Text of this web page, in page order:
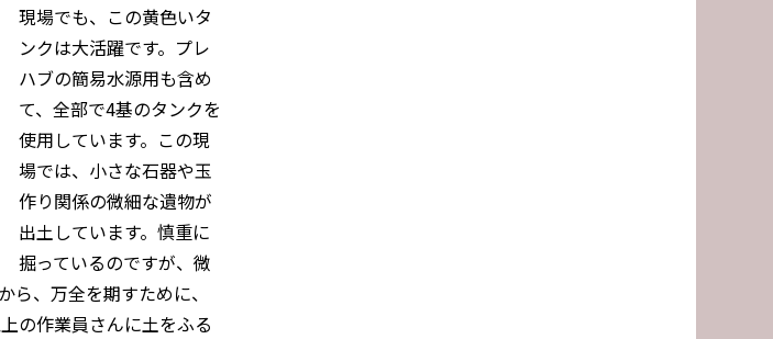
現場でも、この黄色いタ
ンクは大活躍です。プレ
ハブの簡易水源用も含め
て、全部で4基のタンクを
使用しています。この現
場では、小さな石器や玉
作り関係の微細な遺物が
出土しています。慎重に
掘っているのですが、微
、万全を期すために、
の作業員さんに土をふる